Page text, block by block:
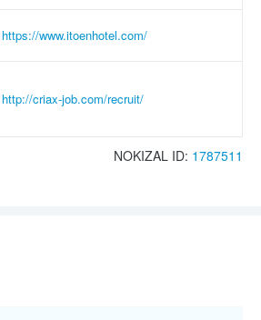
https://www.itoenhotel.com/
http://criax-job.com/recruit/
NOKIZAL ID: 1787511